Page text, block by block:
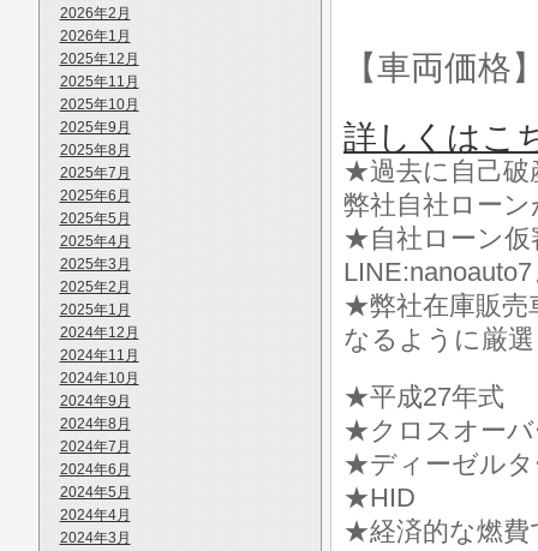
2026年2月
2026年1月
2025年12月
2025年11月
2025年10月
2025年9月
2025年8月
2025年7月
2025年6月
2025年5月
2025年4月
2025年3月
2025年2月
2025年1月
2024年12月
2024年11月
2024年10月
2024年9月
2024年8月
2024年7月
2024年6月
2024年5月
2024年4月
2024年3月
【車両価格
詳しくはこ
★過去に自己破
弊社自社ロー
★自社ローン仮
★弊社在庫販売
なるように厳
★平成27年式
★クロスオーバ
★ディーゼルタ
★HID
★経済的な燃費